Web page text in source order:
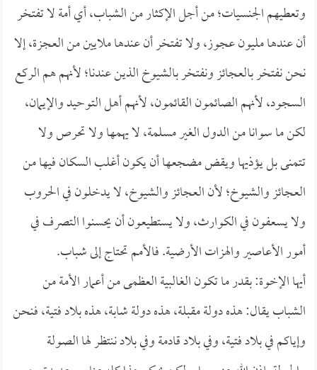
وتعطيهم الجنسيات؛ من أجل الإكثار من الشباب، أي أمة لا تفتخر
أن عندها مليون عجوز، ولا تفتخر أن عندها ملايين من العجزة، إلا
نحن نفتخر بالعجائز ونفتخر بالشيوخ الذين عندنا؛ لأنهم هم الركع
السجود، لأنهم الصائمون القائمون، لأنهم أهل التوحيد والإيمان،
لكن ما سوانا من الدول الغير مسلمة، لا يهمها ولا تحرص ولا
تتمنى بل يؤذيها ويقض مضجعها أن يكون أغلب السكان فيها من
العجائز والشيوخ؛ لأن العجائز والشيوخ، لا يدخلون في الحروب
ولا يسعفون في الكوارث، ولا يستطيعون أن يحسنوا التصرف في
أمور الأعاصير والهزات الأرضية. فالأمم تحتاج إلى شباب.
أيها الإخوة: بقدر ما تكون الغالبية العظمى من أعمار الأمة من
الشباب يقال: هذه دولة مقبلة، هذه دولة شابة، هذه بلاد فتية، فنحن
وإياكم في بلاد فتية، وفي بلاد قادمة وفي بلاد ننتظر لها الصولة